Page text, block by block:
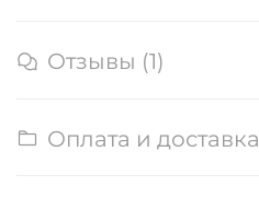
Отзывы (1)
Оплата и доставка